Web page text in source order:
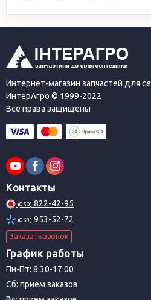
Интернет-магазин запчастей для
ИнтерАгро © 1999-2022
Все права защищены
Контакты
(050) 822-42-95
(068) 953-52-72
Заказать звонок
График работы
Пн-Пт: 8:30-17:00
Сб: прием заказов